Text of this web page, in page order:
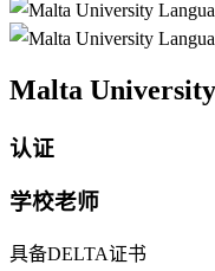
Malta
认证
学校老师
具备DELTA证书